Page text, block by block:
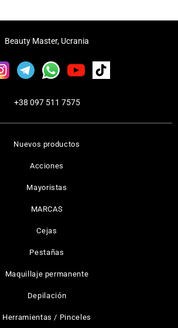
Nuevos productos
Acciones
Mayoristas
MARCAS
Cejas
Pestañas
Maquillaje permanente
Depilación
Herramientas / Pinceles
Beauty Master, Ucrania
+38 097 511 7575